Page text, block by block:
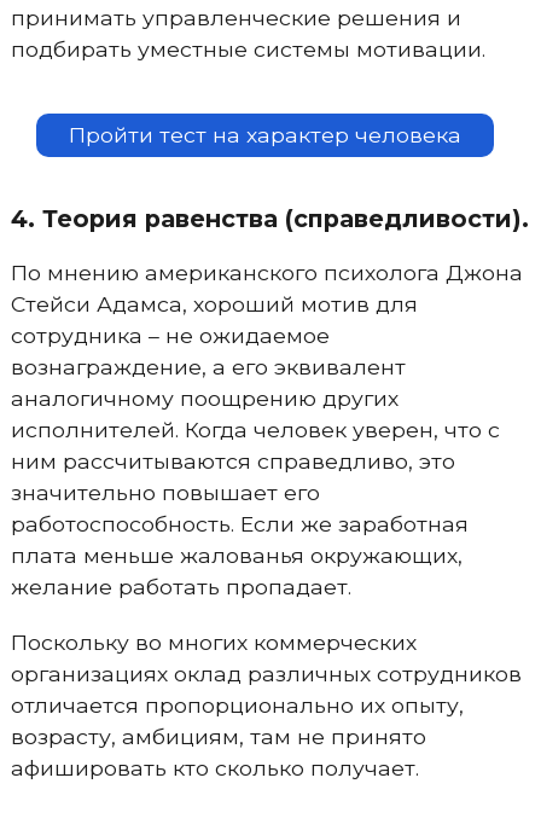
принимать управленческие решения и
подбирать уместные системы мотивации.
Пройти тест на характер человека
4. Теория равенства (справедливости).
По мнению американского психолога Джона
Стейси Адамса, хороший мотив для
сотрудника – не ожидаемое
вознаграждение, а его эквивалент
аналогичному поощрению других
исполнителей. Когда человек уверен, что с
ним рассчитываются справедливо, это
значительно повышает его
работоспособность. Если же заработная
плата меньше жалованья окружающих,
желание работать пропадает.
Поскольку во многих коммерческих
организациях оклад различных сотрудников
отличается пропорционально их опыту,
возрасту, амбициям, там не принято
афишировать кто сколько получает.